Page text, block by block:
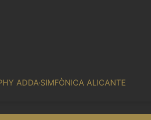
ADDA·SIMFÒNICA ALICANTE